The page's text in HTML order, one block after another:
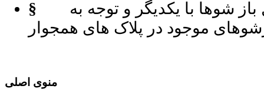
§ شوها با یکدیگر و توجه به
موجود در پلاک های همجوار
منوی اصلی